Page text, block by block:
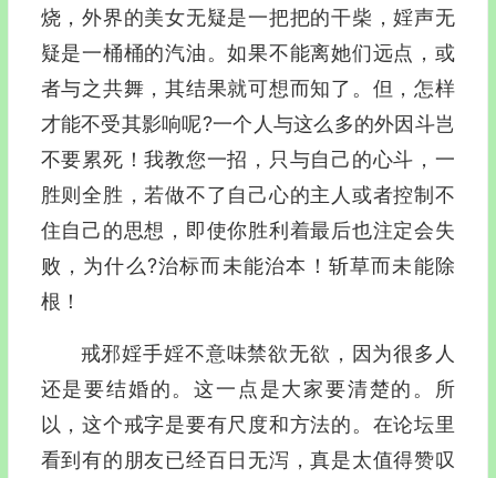
烧，外界的美女无疑是一把把的干柴，婬声无
疑是一桶桶的汽油。如果不能离她们远点，或
者与之共舞，其结果就可想而知了。但，怎样
才能不受其影响呢?一个人与这么多的外因斗岂
不要累死！我教您一招，只与自己的心斗，一
胜则全胜，若做不了自己心的主人或者控制不
住自己的思想，即使你胜利着最后也注定会失
败，为什么?治标而未能治本！斩草而未能除
根！
戒邪婬手婬不意味禁欲无欲，因为很多人
还是要结婚的。这一点是大家要清楚的。所
以，这个戒字是要有尺度和方法的。在论坛里
看到有的朋友已经百日无泻，真是太值得赞叹